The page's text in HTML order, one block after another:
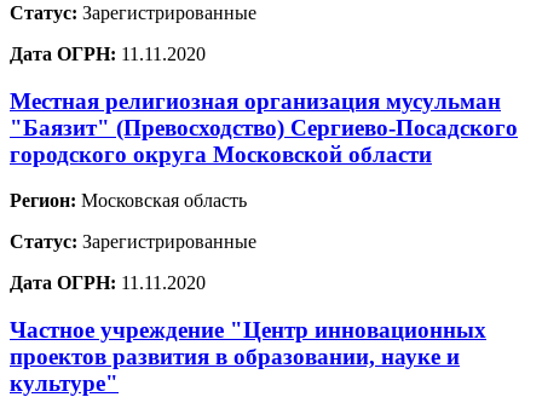
Статус: Зарегистрированные
Дата ОГРН: 11.11.2020
Местная религиозная организация мусульман
"Баязит" (Превосходство) Сергиево-Посадского
городского округа Московской области
Регион: Московская область
Статус: Зарегистрированные
Дата ОГРН: 11.11.2020
Частное учреждение "Центр инновационных
проектов развития в образовании, науке и
культуре"